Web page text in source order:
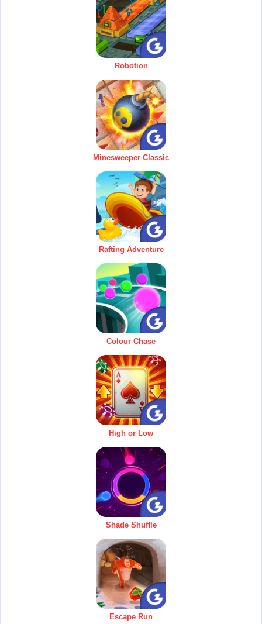
Robotion
Minesweeper Classic
Rafting Adventure
Colour Chase
High or Low
Shade Shuffle
Escape Run